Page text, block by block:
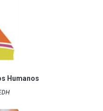
Humanos